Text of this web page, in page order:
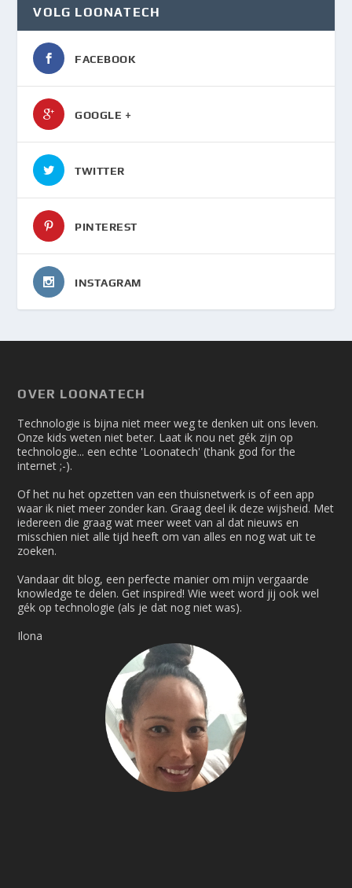
VOLG LOONATECH
FACEBOOK
GOOGLE +
TWITTER
PINTEREST
INSTAGRAM
OVER LOONATECH
Technologie is bijna niet meer weg te denken uit ons leven.
Onze kids weten niet beter. Laat ik nou net gék zijn op
technologie... een echte 'Loonatech' (thank god for the
internet ;-).
Of het nu het opzetten van een thuisnetwerk is of een app
waar ik niet meer zonder kan. Graag deel ik deze wijsheid. Met
iedereen die graag wat meer weet van al dat nieuws en
misschien niet alle tijd heeft om van alles en nog wat uit te
zoeken.
Vandaar dit blog, een perfecte manier om mijn vergaarde
knowledge te delen. Get inspired! Wie weet word jij ook wel
gék op technologie (als je dat nog niet was).
Ilona